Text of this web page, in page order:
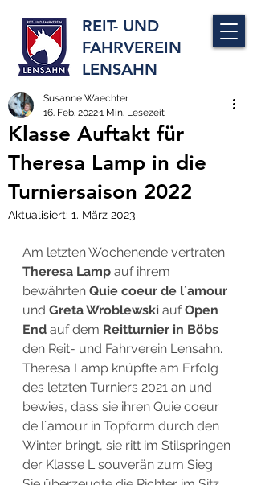
REIT- UND
FAHRVEREIN
LENSAHN
Klasse Auftakt für
Theresa Lamp in die
Turniersaison 2022
Susanne Waechter
16. Feb. 20221 Min. Lesezeit
Aktualisiert: 1. März 2023
Am letzten Wochenende vertraten
Theresa Lamp auf ihrem
bewährten Quie coeur de l´amour
und Greta Wroblewski auf Open
End auf dem Reitturnier in Böbs
den Reit- und Fahrverein Lensahn.
Theresa Lamp knüpfte am Erfolg
des letzten Turniers 2021 an und
bewies, dass sie ihren Quie coeur
de l´amour in Topform durch den
Winter bringt, sie ritt im Stilspringen
der Klasse L souverän zum Sieg.